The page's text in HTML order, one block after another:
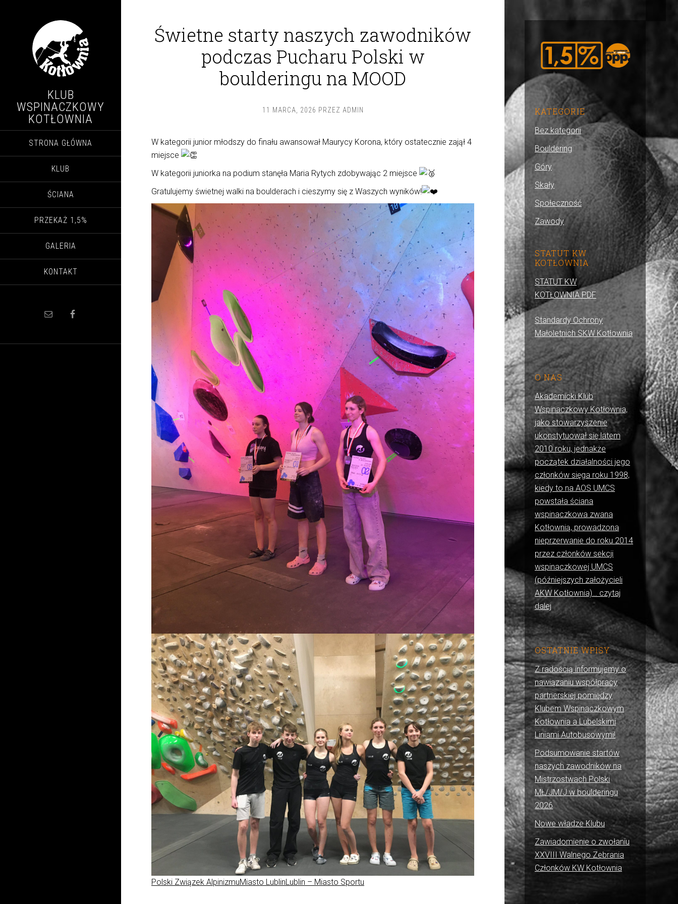
KLUB
WSPINACZKOWY
KOTŁOWNIA
STRONA GŁÓWNA
KLUB
ŚCIANA
PRZEKAŻ 1,5%
GALERIA
KONTAKT
Świetne starty naszych zawodników
podczas Pucharu Polski w
boulderingu na MOOD
11 MARCA, 2026 PRZEZ ADMIN
W kategorii junior młodszy do finału awansował Maurycy Korona, który ostatecznie zajął 4
miejsce
W kategorii juniorka na podium stanęła Maria Rytych zdobywając 2 miejsce
Gratulujemy świetnej walki na boulderach i cieszymy się z Waszych wyników!
Polski Związek AlpinizmuMiasto LublinLublin – Miasto Sportu
KATEGORIE
Bez kategorii
Bouldering
Góry
Skały
Społeczność
Zawody
STATUT KW
KOTŁOWNIA
STATUT KW
KOTŁOWNIA.PDF
Standardy Ochrony
Małoletnich SKW Kotłownia
O NAS
Akademicki Klub
Wspinaczkowy Kotłownia,
jako stowarzyszenie
ukonstytuował się latem
2010 roku, jednakże
początek działalności jego
członków sięga roku 1998,
kiedy to na AOS UMCS
powstała ściana
wspinaczkowa zwana
Kotłownią, prowadzona
nieprzerwanie do roku 2014
przez członków sekcji
wspinaczkowej UMCS
(późniejszych założycieli
AKW Kotłownia)… czytaj
dalej
OSTATNIE WPISY
Z radością informujemy o
nawiązaniu współpracy
partnerskiej pomiędzy
Klubem Wspinaczkowym
Kotłownia a Lubelskimi
Liniami Autobusowymi!
Podsumowanie startów
naszych zawodników na
Mistrzostwach Polski
MŁ/JM/J w boulderingu
2026
Nowe władze Klubu
Zawiadomienie o zwołaniu
XXVIII Walnego Zebrania
Członków KW Kotłownia